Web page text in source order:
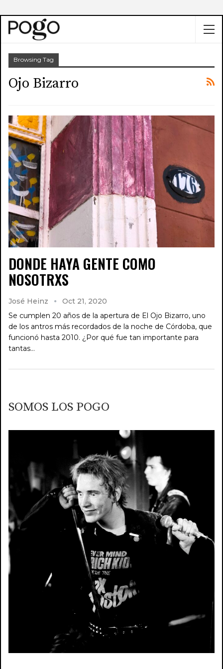
Browsing Tag
Ojo Bizarro
DONDE HAYA GENTE COMO
NOSOTRXS
José Heinz
Oct 21, 2020
Se cumplen 20 años de la apertura de El Ojo Bizarro, uno
de los antros más recordados de la noche de Córdoba, que
funcionó hasta 2010. ¿Por qué fue tan importante para
tantas…
SOMOS LOS POGO